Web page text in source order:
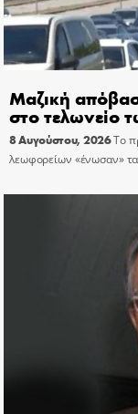
Μαζική
στο τελωνείο
8 Αυγούστου, 2026Το
λεωφορείων «ένωσαν»